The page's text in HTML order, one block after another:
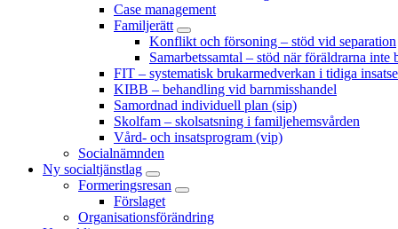
Case management
Familjerätt
Konflikt och försoning – stöd vid separation
Samarbetssamtal – stöd när föräldrarna inte
FIT – systematisk brukarmedverkan i tidiga
KIBB – behandling vid barnmisshandel
Samordnad individuell plan (sip)
Skolfam – skolsatsning i familjehemsvården
Vård- och insatsprogram (vip)
Socialnämnden
Ny socialtjänstlag
Formeringsresan
Förslaget
Organisationsförändring